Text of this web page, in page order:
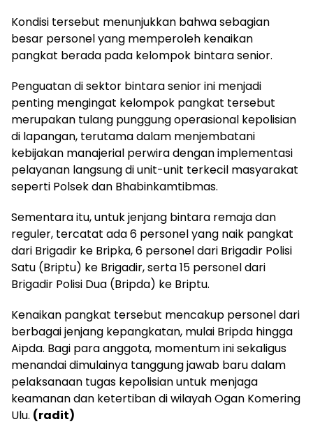
Kondisi tersebut menunjukkan bahwa sebagian
besar personel yang memperoleh kenaikan
pangkat berada pada kelompok bintara senior.
Penguatan di sektor bintara senior ini menjadi
penting mengingat kelompok pangkat tersebut
merupakan tulang punggung operasional kepolisian
di lapangan, terutama dalam menjembatani
kebijakan manajerial perwira dengan implementasi
pelayanan langsung di unit-unit terkecil masyarakat
seperti Polsek dan Bhabinkamtibmas.
Sementara itu, untuk jenjang bintara remaja dan
reguler, tercatat ada 6 personel yang naik pangkat
dari Brigadir ke Bripka, 6 personel dari Brigadir Polisi
Satu (Briptu) ke Brigadir, serta 15 personel dari
Brigadir Polisi Dua (Bripda) ke Briptu.
Kenaikan pangkat tersebut mencakup personel dari
berbagai jenjang kepangkatan, mulai Bripda hingga
Aipda. Bagi para anggota, momentum ini sekaligus
menandai dimulainya tanggung jawab baru dalam
pelaksanaan tugas kepolisian untuk menjaga
keamanan dan ketertiban di wilayah Ogan Komering
Ulu. (radit)